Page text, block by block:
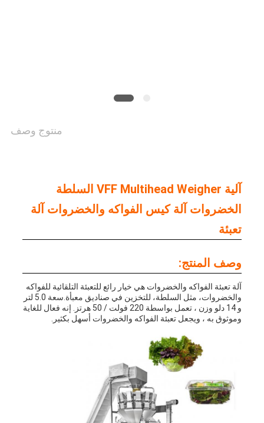
منتوج وصف
آلية VFF Multihead Weigher السلطة
الخضروات آلة كيس الفواكه والخضروات آلة
تعبئة
وصف المنتج:
آلة تعبئة الفواكه والخضروات هي خيار رائع للتعبئة التلقائية للفواكه
والخضروات، مثل السلطة، للتخزين في صناديق معبأة.سعة 5.0 لتر
و 14 دلو وزن ، تعمل بواسطة 220 فولت / 50 هرتز. إنه فعال للغاية
وموثوق به ، ويجعل تعبئة الفواكه والخضروات أسهل بكثير.